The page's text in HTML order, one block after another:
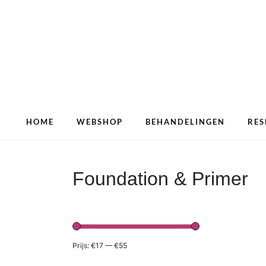
HOME WEBSHOP BEHANDELINGEN
Foundation & Primer
Prijs: €17 —€55